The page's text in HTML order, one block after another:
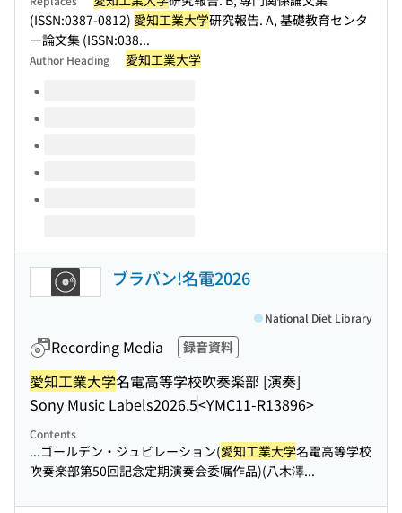
(ISSN:0387-0812) 愛知工業大学研究報告. A, 基礎教育センタ
ー論文集 (ISSN:038...
Author Heading 愛知工業大学
Volumes of this title
ブラバン!名電2026
Recording Media 録音資料
愛知工業大学名電高等学校吹奏楽部 [演奏]
Sony Music Labels2026.5<YMC11-R13896>
National Diet Library
Contents
...ゴールデン・ジュビレーション(愛知工業大学名電高等学校
吹奏楽部第50回記念定期演奏会委嘱作品)(八木澤...